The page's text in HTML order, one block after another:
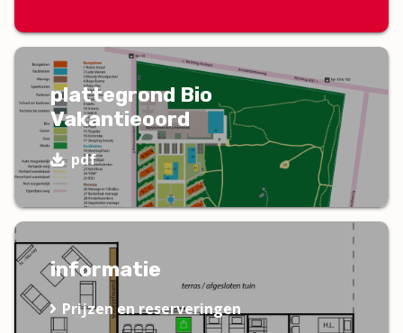
plattegrond Bio
Vakantieoord
pdf
informatie
Prijzen en reserveringen